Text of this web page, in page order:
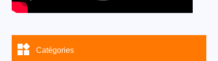
Catégories